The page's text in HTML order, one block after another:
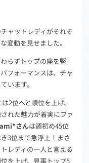
ャットレディがそれぞ
変動を見せました。
らずトップの座を堅
フォーマンスは、チャ
います。
2位へと順位を上げ、
れた魅力が着実にファ
さんは週初め45位
3位まで急浮上！まさ
レディの一人と言える
を上げ、見事トップ5